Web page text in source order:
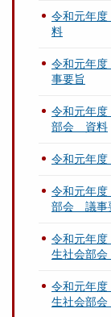
令和元年
料
令和元年
事要旨
令和元年
部会 資料
令和元年
令和元年
部会 議事
令和元年
生社会部
令和元年
生社会部